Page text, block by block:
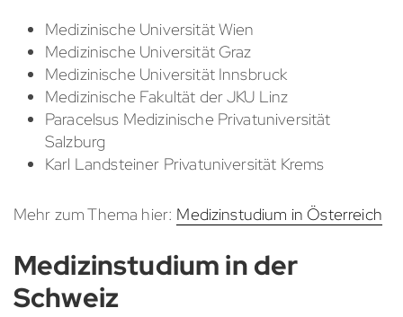
Medizinische Universität Wien
Medizinische Universität Graz
Medizinische Universität Innsbruck
Medizinische Fakultät der JKU Linz
Paracelsus Medizinische Privatuniversität
Salzburg
Karl Landsteiner Privatuniversität Krems
Mehr zum Thema hier: Medizinstudium in Österreich
Medizinstudium in der
Schweiz